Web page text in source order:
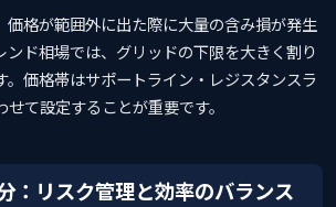
価格が範囲外に出た際に大量の含み損が発生
ンド相場では、グリッドの下限を大きく割り
。価格帯はサポートライン・レジスタンスラ
て設定することが重要です。
：リスク管理と効率のバランス